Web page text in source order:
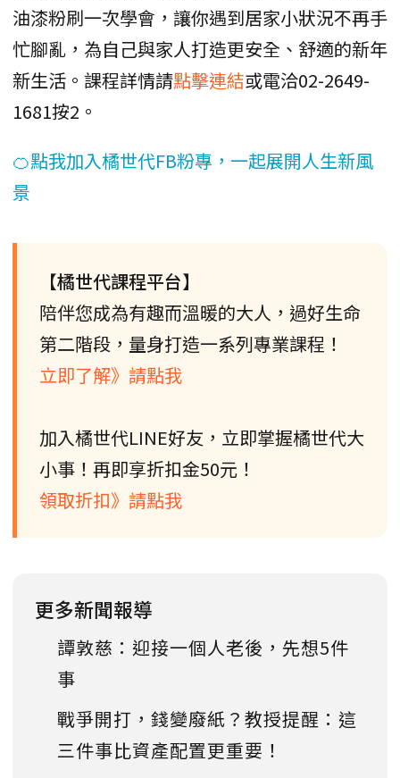
油漆粉刷一次學會，讓你遇到居家小狀況不再手
忙腳亂，為自己與家人打造更安全、舒適的新年
新生活。課程詳情請點擊連結或電洽02-2649-
1681按2。
🍊點我加入橘世代FB粉專，一起展開人生新風
景
【橘世代課程平台】
陪伴您成為有趣而溫暖的大人，過好生命
第二階段，量身打造一系列專業課程！
立即了解》請點我
加入橘世代LINE好友，立即掌握橘世代大
小事！再即享折扣金50元！
領取折扣》請點我
更多新聞報導
譚敦慈：迎接一個人老後，先想5件
事
戰爭開打，錢變廢紙？教授提醒：這
三件事比資產配置更重要！